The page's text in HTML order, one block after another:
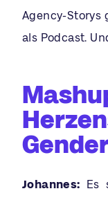
Agency-Storys
als Podcast.
Johannes: Es